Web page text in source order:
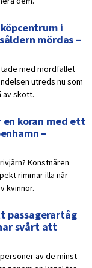
i
mördas –
med mordfallet
utreds nu som
av skott.
koran med ett
–
Konstnären
rimmar illa när
kvinnor.
passagerartåg
svårt att
av de minst